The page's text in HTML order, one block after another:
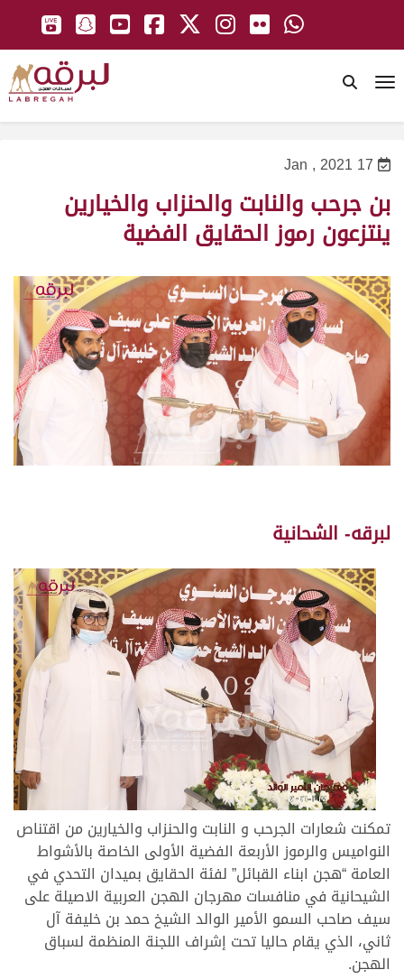
17 Jan , 2021
بن جرحب والنابت والحنزاب والخيارين
ينتزعون رموز الحقايق الفضية
لبرقه- الشحانية
تمكنت شعارات الجرحب و النابت والحنزاب والخيارين من اقتناص
النواميس والرموز الأربعة الفضية الأولى الخاصة بالأشواط
العامة “هجن ابناء القبائل” لفئة الحقايق بميدان التحدي في
الشيحانية في منافسات مهرجان الهجن العربية الاصيلة على
سيف صاحب السمو الأمير الوالد الشيخ حمد بن خليفة آل
ثاني، الذي يقام حاليا تحت إشراف اللجنة المنظمة لسباق
الهجن.